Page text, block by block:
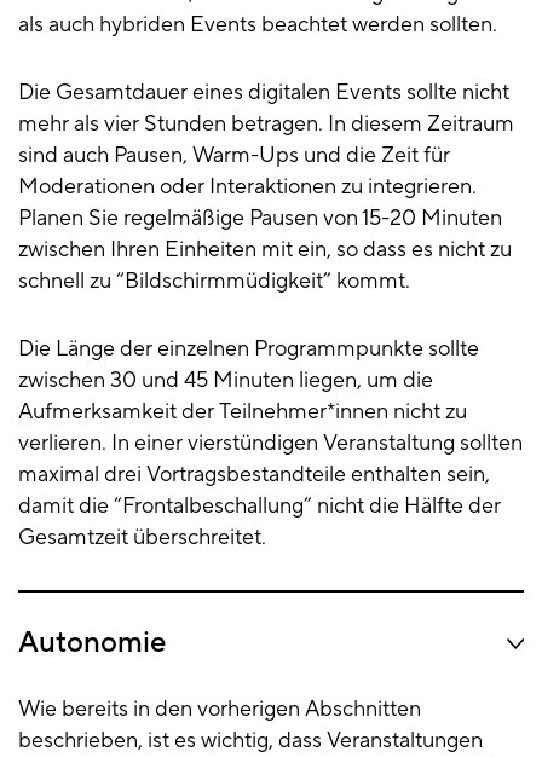
als auch hybriden Events beachtet werden sollten.
Die Gesamtdauer eines digitalen Events sollte nicht
mehr als vier Stunden betragen. In diesem Zeitraum
sind auch Pausen, Warm-Ups und die Zeit für
Moderationen oder Interaktionen zu integrieren.
Planen Sie regelmäßige Pausen von 15-20 Minuten
zwischen Ihren Einheiten mit ein, so dass es nicht zu
schnell zu “Bildschirmmüdigkeit” kommt.
Die Länge der einzelnen Programmpunkte sollte
zwischen 30 und 45 Minuten liegen, um die
Aufmerksamkeit der Teilnehmer*innen nicht zu
verlieren. In einer vierstündigen Veranstaltung sollten
maximal drei Vortragsbestandteile enthalten sein,
damit die “Frontalbeschallung” nicht die Hälfte der
Gesamtzeit überschreitet.
Autonomie
Wie bereits in den vorherigen Abschnitten
beschrieben, ist es wichtig, dass Veranstaltungen